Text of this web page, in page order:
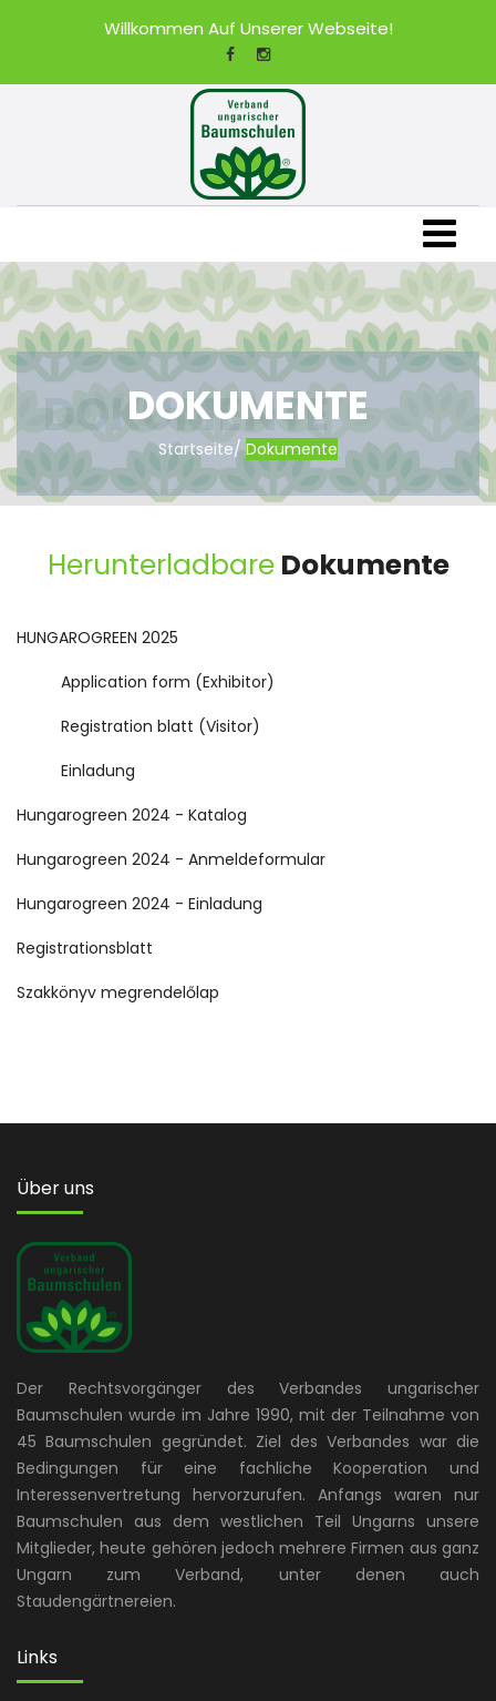
Willkommen Auf Unserer Webseite!
DOKUMENTE
Startseite/Dokumente
HerunterladbareDokumente
HUNGAROGREEN 2025
Application form (Exhibitor)
Registration blatt (Visitor)
Einladung
Hungarogreen 2024 - Katalog
Hungarogreen 2024 - Anmeldeformular
Hungarogreen 2024 - Einladung
Registrationsblatt
Szakkönyv megrendelőlap
Über uns
Der Rechtsvorgänger des Verbandes ungarischer
Baumschulen wurde im Jahre 1990, mit der Teilnahme von
45 Baumschulen gegründet. Ziel des Verbandes war die
Bedingungen für eine fachliche Kooperation und
Interessenvertretung hervorzurufen. Anfangs waren nur
Baumschulen aus dem westlichen Teil Ungarns unsere
Mitglieder, heute gehören jedoch mehrere Firmen aus ganz
Ungarn zum Verband, unter denen auch
Staudengärtnereien.
Links